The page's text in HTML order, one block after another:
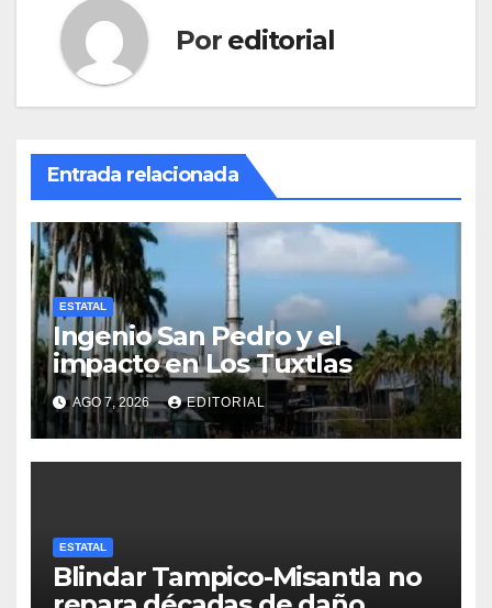
Por editorial
Entrada relacionada
ESTATAL
Ingenio San Pedro y el
impacto en Los Tuxtlas
AGO 7, 2026 EDITORIAL
ESTATAL
Blindar Tampico-Misantla no